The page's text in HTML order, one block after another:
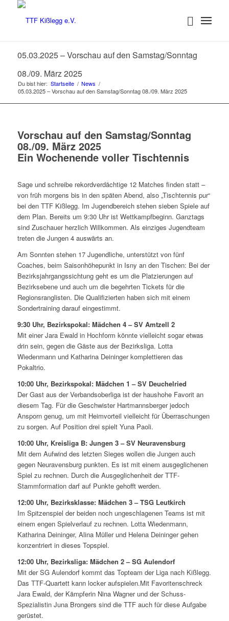
05.03.2025 – Vorschau auf den Samstag/Sonntag
08./09. März 2025
Du bist hier: Startseite / News /
05.03.2025 – Vorschau auf den Samstag/Sonntag 08./09. März 2025
Vorschau auf den Samstag/Sonntag
08./09. März 2025
Ein Wochenende voller Tischtennis
Sage und schreibe rekordverdächtige 12 Matches finden statt –
von früh morgens bis in den späten Abend, also „Tischtennis pur“
bei den TTF Kißlegg. Im Jugendbereich stehen sieben Spiele auf
dem Plan. Bereits um 9:30 Uhr ist Wettkampfbeginn. Ganztags
sind Zuschauer herzlich Willkommen. Als einziges Jugendteam
treten die Jungen 4 auswärts an.
Am Sonnten stehen 17 Jugendliche, unterstützt von fünf
Coaches, beim Saisonhöhepunkt in Isny an den Tischen: Bei der
Bezirksjahrgangssichtung geht es um die Platzierungen auf
Bezirksebene und auch um die begehrten Tickets für die
Regionsranglisten. Die Qualifizierten haben sich mit einem
Sondertraining darauf eingestimmt.
9:30 Uhr, Bezirkspokal: Mädchen 4 – SV Amtzell 2
Mit einer Jara Ewald in Hochform könnte vielleicht sogar etwas
drin sein, gegen die Gäste aus der Bezirksliga. Lotta
Wiedenmann und Katharina Deininger komplettieren das
Pokaltrio.
10:00 Uhr, Bezirkspokal: Mädchen 1 – SV Deuchelried
Der Gast aus der Verbandsoberliga ist der haushohe Favorit an
diesem Tag. Für die Geschwister Hartmannsberger jedoch
Ansporn genug, um mit Heimvorteil vielleicht für Überraschungen
zu sorgen. Auf Position drei spielt Yuna Paoli.
10:00 Uhr, Kreisliga B: Jungen 3 – SV Neuravensburg
Mit dem Aufwind des letzten Sieges wollen die Jungen auch
gegen Neuravensburg punkten. Es ist mit einem ausgeglichenen
Spiel zu rechnen. Durch die Ausgeglichenheit der TTF-
Stammformation darf auf Punkte gehofft werden.
12:00 Uhr, Bezirksklasse: Mädchen 3 – TSG Leutkirch
Im Spitzenspiel der beiden noch ungeschlagenen Teams ist mit
einem engen Spielverlauf zu rechnen. Lotta Wiedenmann,
Katharina Deininger, Alina Müller und Helena Deininger gehen
konzentriert in dieses Topspiel.
12:00 Uhr, Bezirksliga: Mädchen 2 – SG Aulendorf
Mit der SG Aulendorf kommt das Topteam der Liga nach Kißlegg.
Das TTF-Quartett kann locker aufspielen.Mit Favoritenschreck
Jara Ewald, der Kämpferin Nina Wagner und der Schuss-
Spezialistin Juna Brongers sind die TTF auch für diese Aufgabe
gerüstet.